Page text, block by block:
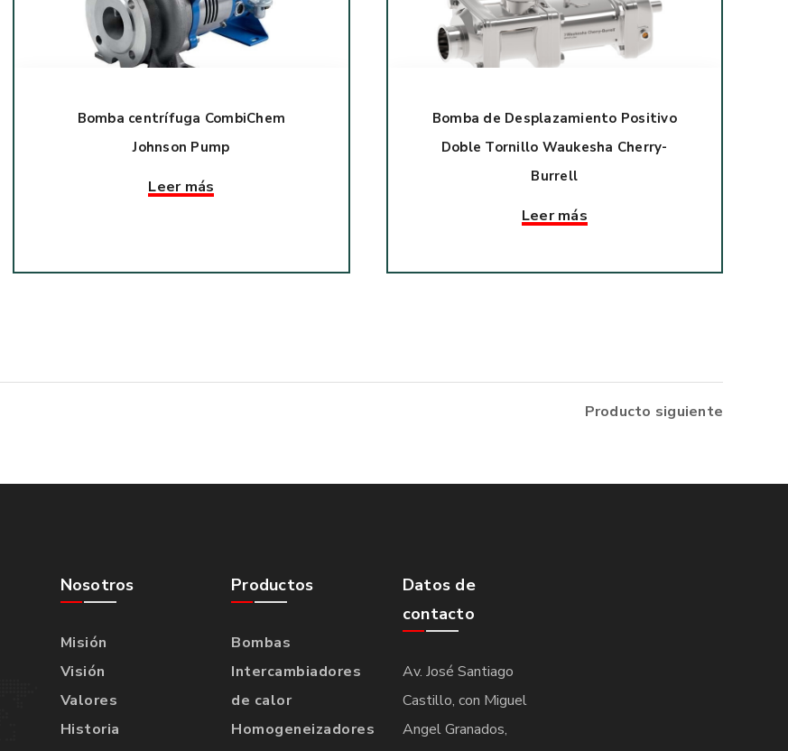
Bomba centrífuga CombiChem
Johnson Pump
Leer más
Bomba de Desplazamiento Positivo
Doble Tornillo Waukesha Cherry-
Burrell
Leer más
Producto siguiente
Nosotros
Misión
Visión
Valores
Historia
Productos
Bombas
Intercambiadores
de calor
Homogeneizadores
Datos de
contacto
Av. José Santiago
Castillo, con Miguel
Angel Granados,